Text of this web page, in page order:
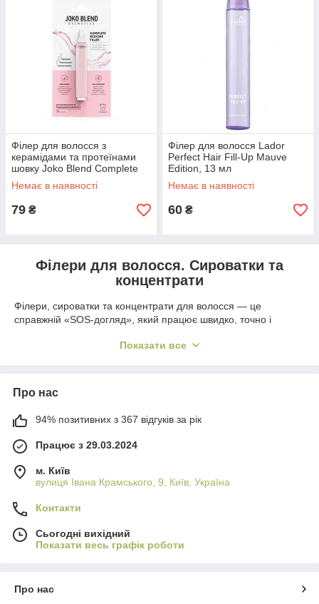
Філер для волосся з
керамідами та протеїнами
шовку Joko Blend Complete
Restore Filler, 10 мл
(4823109402775)
Немає в наявності
79 ₴
Філер для волосся Lador
Perfect Hair Fill-Up Mauve
Edition, 13 мл
(8809789632554)
Немає в наявності
60 ₴
Філери для волосся. Сироватки та
концентрати
Філери, сироватки та концентрати для волосся — це
справжній «SOS-догляд», який працює швидко, точно і
і здоровий вигляд, навіть якщо воно пошкоджене, тьмяне чи
бренди та справді вигідна ціна.
кератин, розгладжує кутикулу, ущільнює структуру та робить
концентрати містять активні компоненти: пептиди,
працюють глибоко й прицільно: на відновлення, ріст,
зміцнення або захист.
Переваги
Ефект салонної процедури вдома
Видимий результат вже після першого застосування
Відновлення волосся по довжині та коренях
Показати все
Про нас
94% позитивних з 367 відгуків за рік
Працює з 29.03.2024
м. Київ
вулиця Івана Крамського, 9, Київ, Україна
Контакти
Сьогодні вихідний
Показати весь графік роботи
Про нас